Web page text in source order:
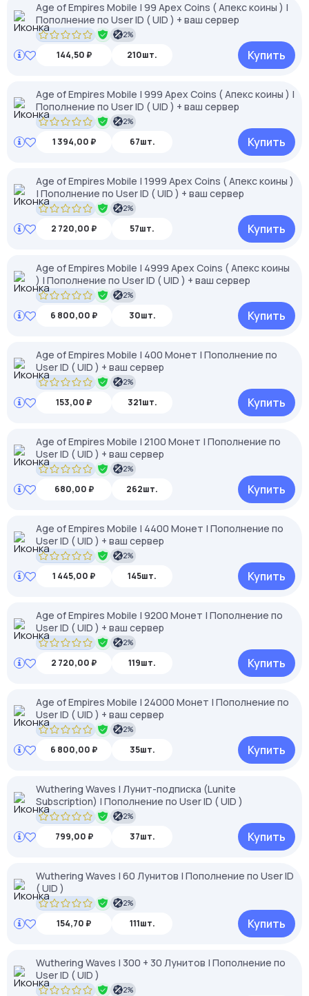
Age of Empires Mobile | 99 Apex Coins ( Апекс коины ) |
Пополнение по User ID ( UID ) + ваш сервер
2%
144,50 ₽ 210шт. Купить
Age of Empires Mobile | 999 Apex Coins ( Апекс коины ) |
Пополнение по User ID ( UID ) + ваш сервер
2%
1 394,00 ₽ 67шт. Купить
Age of Empires Mobile | 1999 Apex Coins ( Апекс коины )
| Пополнение по User ID ( UID ) + ваш сервер
2%
2 720,00 ₽ 57шт. Купить
Age of Empires Mobile | 4999 Apex Coins ( Апекс коины
) | Пополнение по User ID ( UID ) + ваш сервер
2%
6 800,00 ₽ 30шт. Купить
Age of Empires Mobile | 400 Монет | Пополнение по
User ID ( UID ) + ваш сервер
2%
153,00 ₽ 321шт. Купить
Age of Empires Mobile | 2100 Монет | Пополнение по
User ID ( UID ) + ваш сервер
2%
680,00 ₽ 262шт. Купить
Age of Empires Mobile | 4400 Монет | Пополнение по
User ID ( UID ) + ваш сервер
2%
1 445,00 ₽ 145шт. Купить
Age of Empires Mobile | 9200 Монет | Пополнение по
User ID ( UID ) + ваш сервер
2%
2 720,00 ₽ 119шт. Купить
Age of Empires Mobile | 24000 Монет | Пополнение по
User ID ( UID ) + ваш сервер
2%
6 800,00 ₽ 35шт. Купить
Wuthering Waves | Лунит-подписка (Lunite
Subscription) | Пополнение по User ID ( UID )
2%
799,00 ₽ 37шт. Купить
Wuthering Waves | 60 Лунитов | Пополнение по User ID
( UID )
2%
154,70 ₽ 111шт. Купить
Wuthering Waves | 300 + 30 Лунитов | Пополнение по
User ID ( UID )
2%